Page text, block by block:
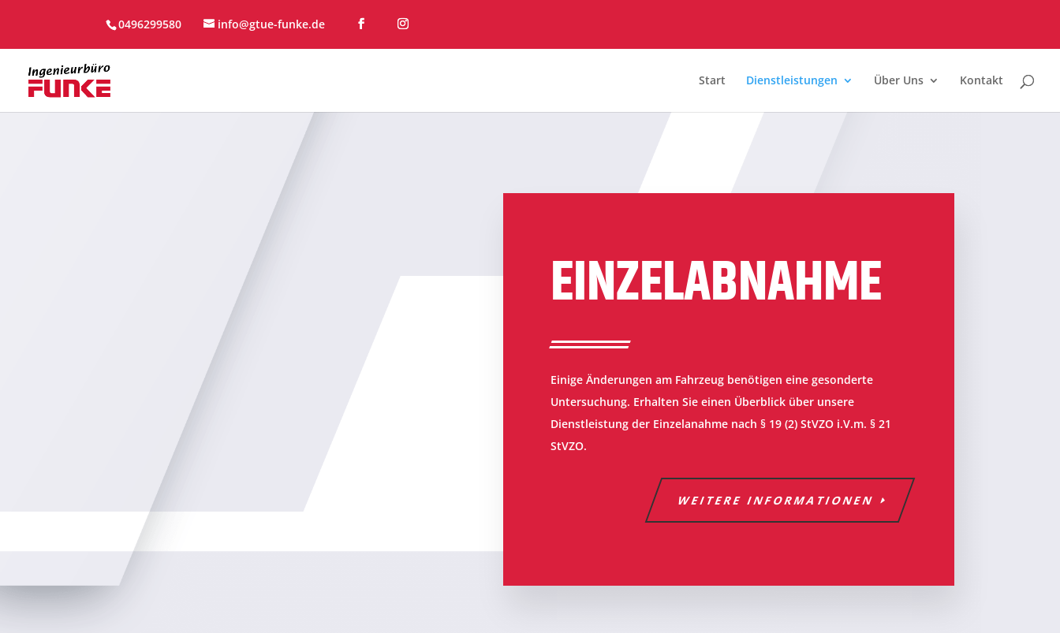
0496299580 info@gtue-funke.de
Start Dienstleistungen Über Uns Kontakt
EINZELABNAHME
Einige Änderungen am Fahrzeug benötigen eine gesonderte
Untersuchung. Erhalten Sie einen Überblick über unsere
Dienstleistung der Einzelanahme nach § 19 (2) StVZO i.V.m. § 21
StVZO.
WEITERE INFORMATIONEN